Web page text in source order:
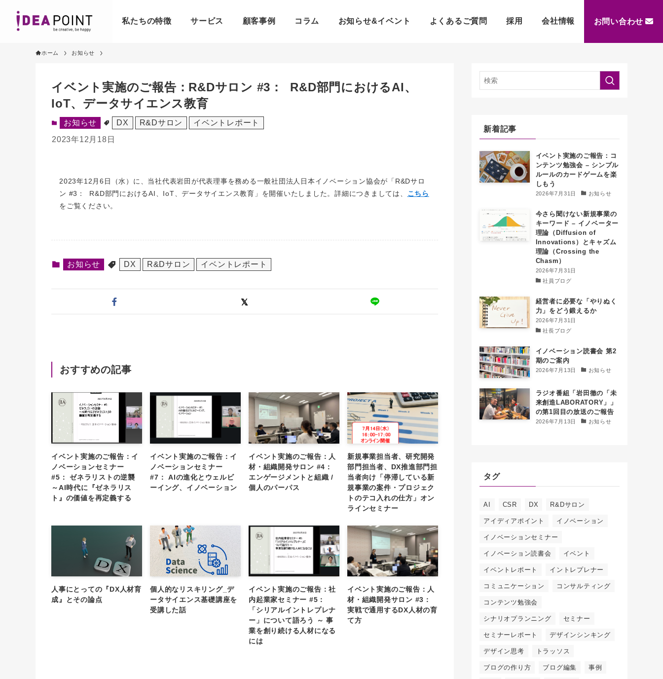
私たちの特徴 サービス 顧客事例 コラム お知らせ&イベント よくあるご質問 採用 会社情報 お問い合わせ
ホーム お知らせ
イベント実施のご報告：R&Dサロン #3： R&D部門におけるAI、
IoT、データサイエンス教育
お知らせ DX R&Dサロン
イベントレポート
2023年12月18日
2023年12月6日（水）に、当社代表岩田が代表理事を務める一般社団法人日本イノベーション協会が「R&Dサロ
ン #3： R&D部門におけるAI、IoT、データサイエンス教育」を開催いたしました。詳細につきましては、 こちら
をご覧ください。
お知らせ DX R&Dサロン イベントレポート
おすすめの記事
イベント実施のご報告：イ
ノベーションセミナー
#5： ゼネラリストの逆襲
～AI時代に『ゼネラリス
ト』の価値を再定義する
イベント実施のご報告：イ
ノベーションセミナー
#7： AIの進化とウェルビ
ーイング、イノベーション
イベント実施のご報告：人
材・組織開発サロン #4：
エンゲージメントと組織 /
個人のパーパス
新規事業担当者、研究開発
部門担当者、DX推進部門担
当者向け「停滞している新
規事業の案件・プロジェク
トのテコ入れの仕方」オン
ラインセミナー
人事にとっての『DX人材育
成』とその論点
個人的なリスキリング_デ
ータサイエンス基礎講座を
受講した話
イベント実施のご報告：社
内起業家セミナー #5：
「シリアルイントレプレナ
ー」について語ろう ～ 事
業を創り続ける人材になる
には
イベント実施のご報告：人
材・組織開発サロン #3：
実戦で通用するDX人材の育
て方
新着記事
イベント実施のご報告：コ
ンテンツ勉強会 – シンプル
ルールのカードゲームを楽
しもう
2026年7月31日 お知らせ
今さら聞けない新規事業の
キーワード – イノベーター
理論（Diffusion of
Innovations）とキャズム
理論（Crossing the
Chasm）
2026年7月31日
社員ブログ
経営者に必要な「やりぬく
力」をどう鍛えるか
2026年7月31日
社長ブログ
イノベーション読書会 第2
期のご案内
2026年7月13日 お知らせ
ラジオ番組「岩田徹の「未
来創造LABORATORY」」
の第1回目の放送のご報告
2026年7月13日 お知らせ
タグ
AI CSR DX R&Dサロン
アイディアポイント イノベーション
イノベーションセミナー
イノベーション読書会 イベント
イベントレポート イントレプレナー
コミュニケーション コンサルティング
コンテンツ勉強会
シナリオプランニング セミナー
セミナーレポート デザインシンキング
デザイン思考 トラッソス
ブログの作り方 ブログ編集 事例